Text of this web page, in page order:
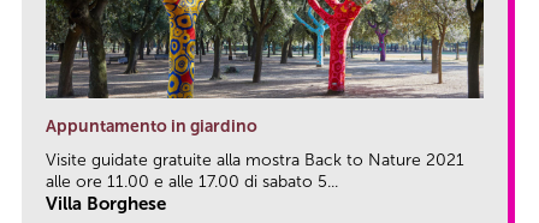
Appuntamento in giardino
Visite guidate gratuite alla mostra Back to Nature 2021
alle ore 11.00 e alle 17.00 di sabato 5...
Villa Borghese